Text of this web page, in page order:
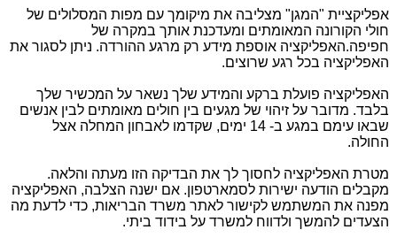
אפליקציית "המגן" מצליבה את מיקומך עם מפות המסלולים של
חולי הקורונה המאומתים ומעדכנת אותך במקרה של
חפיפה.האפליקציה אוספת מידע רק מרגע ההורדה. ניתן לסגור את
האפליקציה בכל רגע שרוצים.
האפליקציה פועלת ברקע והמידע שלך נשאר על המכשיר שלך
בלבד. מדובר על זיהוי של מגעים בין חולים מאומתים לבין אנשים
שבאו עימם במגע ב- 14 ימים, שקדמו לאבחון המחלה אצל
החולה.
מטרת האפליקציה לחסוך לך את הבדיקה הזו מעתה והלאה.
מקבלים הודעה ישירות לסמארטפון. אם ישנה הצלבה, האפליקציה
מפנה את המשתמש לקישור לאתר משרד הבריאות, כדי לדעת מה
הצעדים להמשך ולדווח למשרד על בידוד ביתי.